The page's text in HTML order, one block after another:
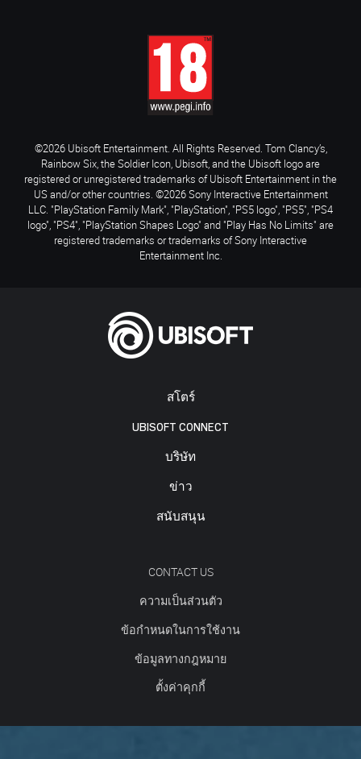
สโตร์
UBISOFT CONNECT
บริษัท
ข่าว
สนับสนุน
CONTACT US
ความเป็นส่วนตัว
ข้อกำหนดในการใช้งาน
ข้อมูลทางกฎหมาย
ตั้งค่าคุกกี้
©2026 Ubisoft Entertainment. All Rights Reserved. Tom Clancy’s,
Rainbow Six, the Soldier Icon, Ubisoft, and the Ubisoft logo are
registered or unregistered trademarks of Ubisoft Entertainment in the
US and/or other countries. ©2026 Sony Interactive Entertainment
LLC. "PlayStation Family Mark", "PlayStation", "PS5 logo", "PS5", "PS4
logo", "PS4", "PlayStation Shapes Logo" and "Play Has No Limits" are
registered trademarks or trademarks of Sony Interactive
Entertainment Inc.